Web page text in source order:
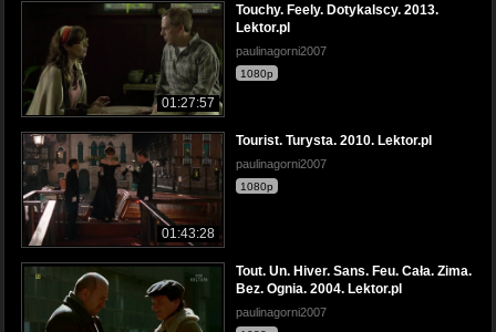
01:27:57
Touchy. Feely. Dotykalscy. 2013.
Lektor.pl
paulinagorni2007
1080p
01:43:28
Tourist. Turysta. 2010. Lektor.pl
paulinagorni2007
1080p
Tout. Un. Hiver. Sans. Feu. Cała. Zima.
Bez. Ognia. 2004. Lektor.pl
paulinagorni2007